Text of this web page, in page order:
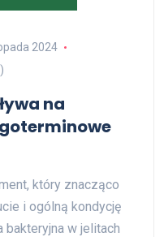
2024
na
który znacząco
i ogólną kondycję
bakteryjna w jelitach